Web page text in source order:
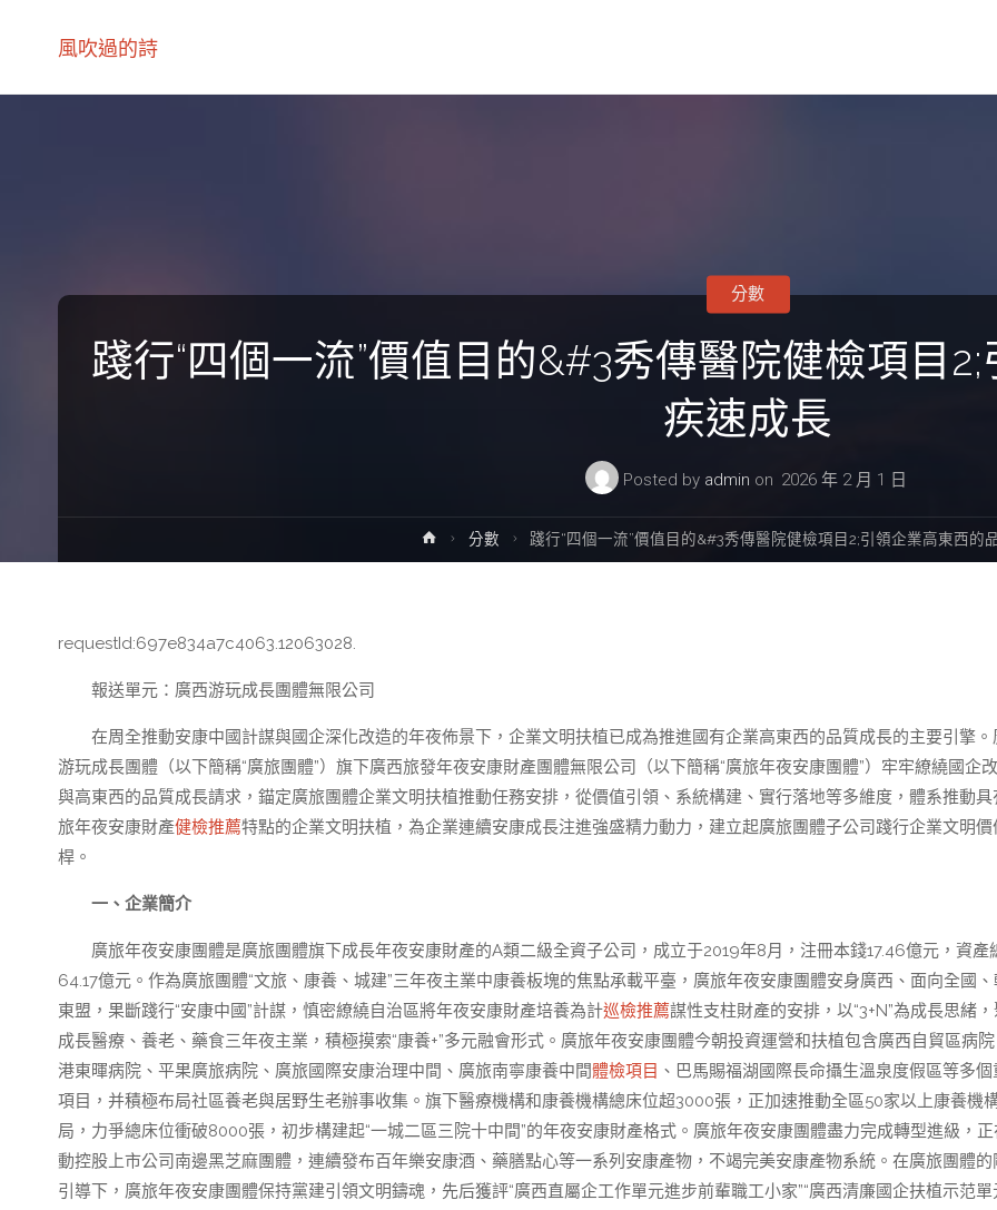
風吹過的詩
踐行“四個一流”價值目的&#3秀傳醫院健檢項目
疾速成長
Posted by admin on 2026 年 2 月 1 日
分數
Home分數 踐行“四個一流”價值目的&#3秀傳醫院健檢項目2;引領企業高東西的
requestId:697e834a7c4063.12063028.
報送單元：廣西游玩成長團體無限公司
在周全推動安康中國計謀與國企深化改造的年夜佈景下，企業文明扶植已成為推進國有企業高東西的品質成長的主要引擎。
游玩成長團體（以下簡稱“廣旅團體”）旗下廣西旅發年夜安康財產團體無限公司（以下簡稱“廣旅年夜安康團體”）牢牢繚繞國企
與高東西的品質成長請求，錨定廣旅團體企業文明扶植推動任務安排，從價值引領、系統構建、實行落地等多維度，體系推動具
旅年夜安康財產健檢推薦特點的企業文明扶植，為企業連續安康成長注進強盛精力動力，建立起廣旅團體子公司踐行企業文明價
桿。
一、企業簡介
廣旅年夜安康團體是廣旅團體旗下成長年夜安康財產的A類二級全資子公司，成立于2019年8月，注冊本錢17.46億元，資產
64.17億元。作為廣旅團體“文旅、康養、城建”三年夜主業中康養板塊的焦點承載平臺，廣旅年夜安康團體安身廣西、面向全國
東盟，果斷踐行“安康中國”計謀，慎密繚繞自治區將年夜安康財產培養為計巡檢推薦謀性支柱財產的安排，以“3+N”為成長思緒
成長醫療、養老、藥食三年夜主業，積極摸索“康養+”多元融會形式。廣旅年夜安康團體今朝投資運營和扶植包含廣西自貿區病
港東暉病院、平果廣旅病院、廣旅國際安康治理中間、廣旅南寧康養中間體檢項目 、巴馬賜福湖國際長命攝生溫泉度假區等多個
項目，并積極布局社區養老與居野生老辦事收集。旗下醫療機構和康養機構總床位超3000張，正加速推動全區50家以上康養機
局，力爭總床位衝破8000張，初步構建起“一城二區三院十中間”的年夜安康財產格式。廣旅年夜安康團體盡力完成轉型進級，正
動控股上市公司南邊黑芝麻團體，連續發布百年樂安康酒、藥膳點心等一系列安康產物，不竭完美安康產物系統。在廣旅團體的
引導下，廣旅年夜安康團體保持黨建引領文明鑄魂，先后獲評“廣西直屬企工作單元進步前輩職工小家”“廣西清廉國企扶植示范單